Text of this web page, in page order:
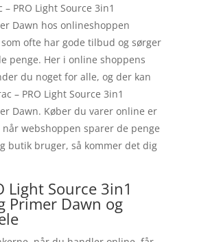
PRO Light Source 3in1
Dawn hos onlineshoppen
ofte har gode tilbud og sørger
penge. Her i online shoppens
du noget for alle, og der kan
– PRO Light Source 3in1
Dawn. Køber du varer online er
webshoppen sparer de penge
butik bruger, så kommer det dig
Light Source 3in1
Primer Dawn og